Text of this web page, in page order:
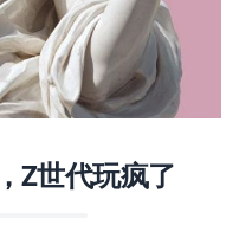
Z世代玩疯了